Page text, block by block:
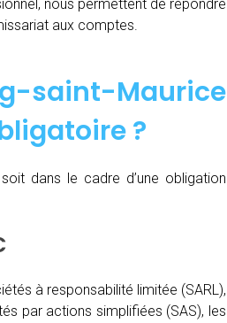
nous permettent de répondre
aux comptes.
saint-Maurice
?
dans le cadre d’une obligation
à responsabilité limitée (SARL),
par actions simplifiées (SAS), les